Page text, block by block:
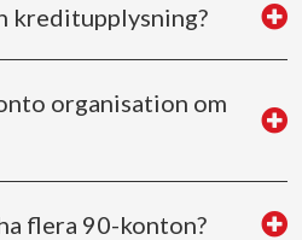
kreditupplysning?
organisation om
flera 90-konton?